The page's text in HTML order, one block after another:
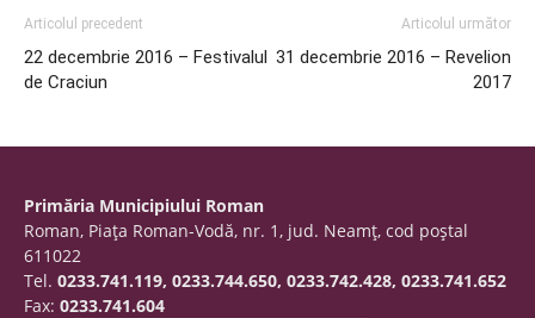
Articolul precedent
22 decembrie 2016 – Festivalul
de Craciun
Articolul următor
31 decembrie 2016 – Revelion
2017
Primăria Municipiului Roman
Roman, Piaţa Roman-Vodă, nr. 1, jud. Neamţ, cod poştal
611022
Tel. 0233.741.119, 0233.744.650, 0233.742.428, 0233.741.652
Fax: 0233.741.604